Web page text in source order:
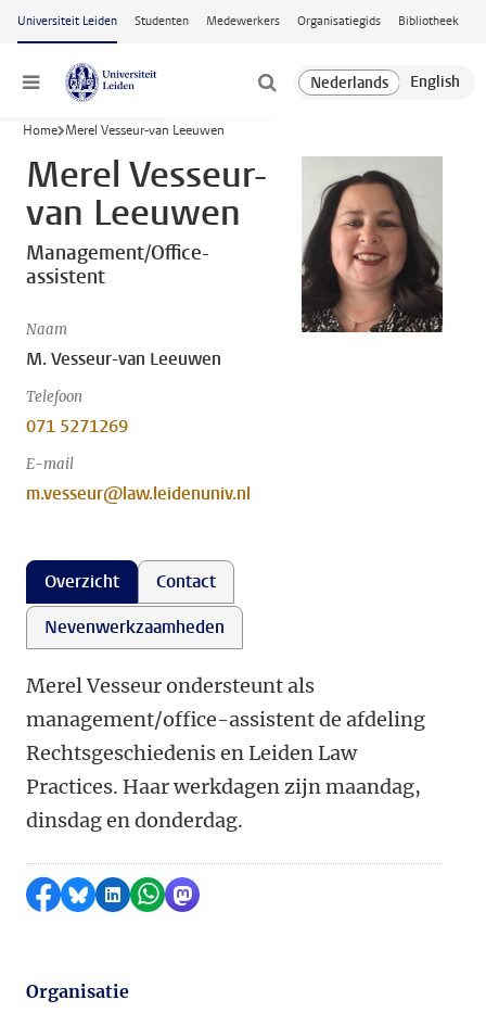
Ga naar hoofdinhoud
Universiteit Leiden Studenten Medewerkers Organisatiegids Bibliotheek
Menu
Home Merel Vesseur-van Leeuwen
Merel Vesseur-
van Leeuwen
Management/Office-
assistent
Naam
M. Vesseur-van Leeuwen
Telefoon
071 5271269
E-mail
m.vesseur@law.leidenuniv.nl
Overzicht
Contact
Nevenwerkzaamheden
Merel Vesseur ondersteunt als
management/office-assistent de afdeling
Rechtsgeschiedenis en Leiden Law
Practices. Haar werkdagen zijn maandag,
dinsdag en donderdag.
Delen op Facebook
Delen via Bluesky
Delen op LinkedIn
Delen via WhatsApp
Delen via Mastodon
Organisatie